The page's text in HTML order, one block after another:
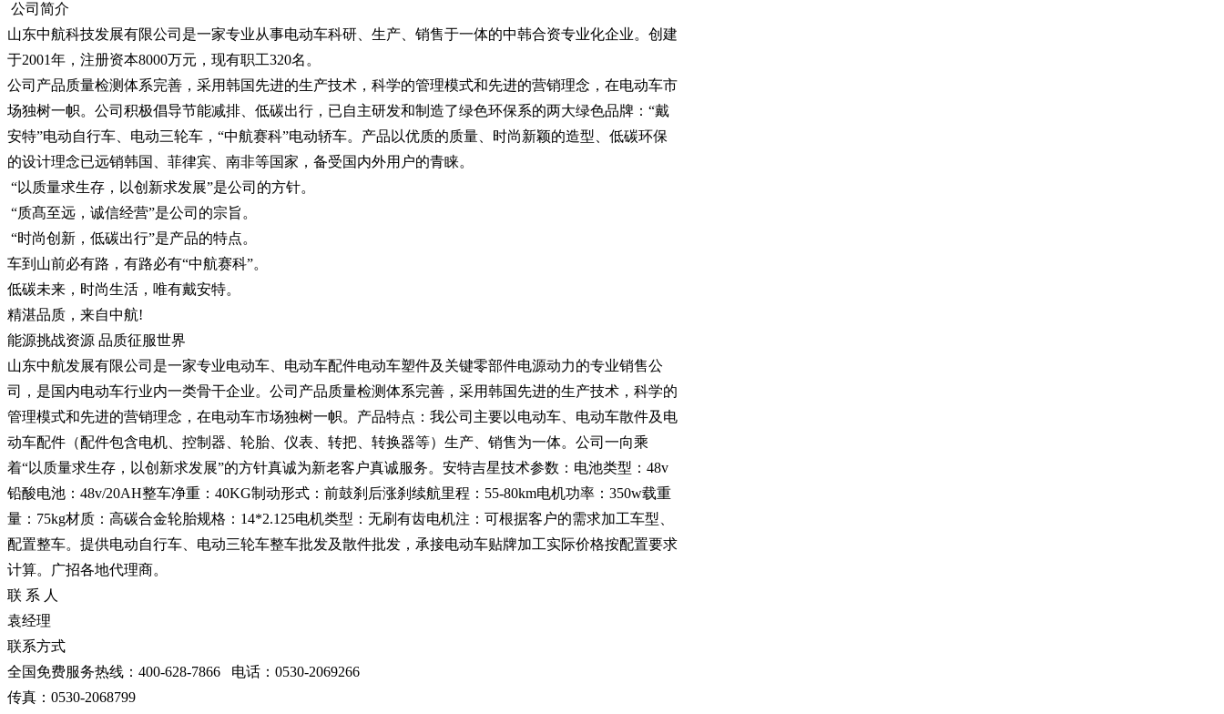
公司简介
山东中航科技发展有限公司是一家专业从事电动车科研、生产、销售于一体的中韩合资专业化企业。创建
于2001年，注册资本8000万元，现有职工320名。
公司产品质量检测体系完善，采用韩国先进的生产技术，科学的管理模式和先进的营销理念，在电动车市
场独树一帜。公司积极倡导节能减排、低碳出行，已自主研发和制造了绿色环保系的两大绿色品牌：“戴
安特”电动自行车、电动三轮车，“中航赛科”电动轿车。产品以优质的质量、时尚新颖的造型、低碳环保
的设计理念已远销韩国、菲律宾、南非等国家，备受国内外用户的青睐。
“以质量求生存，以创新求发展”是公司的方针。
“质髙至远，诚信经营”是公司的宗旨。
“时尚创新，低碳出行”是产品的特点。
车到山前必有路，有路必有“中航赛科”。
低碳未来，时尚生活，唯有戴安特。
精湛品质，来自中航!
能源挑战资源 品质征服世界
山东中航发展有限公司是一家专业电动车、电动车配件电动车塑件及关键零部件电源动力的专业销售公
司，是国内电动车行业内一类骨干企业。公司产品质量检测体系完善，采用韩国先进的生产技术，科学的
管理模式和先进的营销理念，在电动车市场独树一帜。产品特点：我公司主要以电动车、电动车散件及电
动车配件（配件包含电机、控制器、轮胎、仪表、转把、转换器等）生产、销售为一体。公司一向乘
着“以质量求生存，以创新求发展”的方针真诚为新老客户真诚服务。安特吉星技术参数：电池类型：48v
铅酸电池：48v/20AH整车净重：40KG制动形式：前鼓刹后涨刹续航里程：55-80km电机功率：350w载重
量：75kg材质：高碳合金轮胎规格：14*2.125电机类型：无刷有齿电机注：可根据客户的需求加工车型、
配置整车。提供电动自行车、电动三轮车整车批发及散件批发，承接电动车贴牌加工实际价格按配置要求
计算。广招各地代理商。
联 系 人
袁经理
联系方式
全国免费服务热线：400-628-7866 电话：0530-2069266
传真：0530-2068799